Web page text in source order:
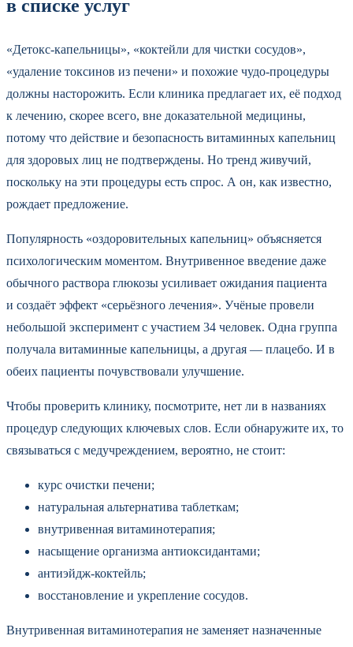
в списке услуг
«Детокс-капельницы», «коктейли для чистки сосудов»,
«удаление токсинов из печени» и похожие чудо-процедуры
должны насторожить. Если клиника предлагает их, её подход
к лечению, скорее всего, вне доказательной медицины,
потому что действие и безопасность витаминных капельниц
для здоровых лиц не подтверждены. Но тренд живучий,
поскольку на эти процедуры есть спрос. А он, как известно,
рождает предложение.
Популярность «оздоровительных капельниц» объясняется
психологическим моментом. Внутривенное введение даже
обычного раствора глюкозы усиливает ожидания пациента
и создаёт эффект «серьёзного лечения». Учёные провели
небольшой эксперимент с участием 34 человек. Одна группа
получала витаминные капельницы, а другая — плацебо. И в
обеих пациенты почувствовали улучшение.
Чтобы проверить клинику, посмотрите, нет ли в названиях
процедур следующих ключевых слов. Если обнаружите их, то
связываться с медучреждением, вероятно, не стоит:
курс очистки печени;
натуральная альтернатива таблеткам;
внутривенная витаминотерапия;
насыщение организма антиоксидантами;
антиэйдж-коктейль;
восстановление и укрепление сосудов.
Внутривенная витаминотерапия не заменяет назначенные